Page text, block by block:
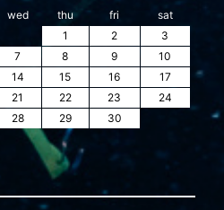
wed thu fri
sat
1
2
3
7 8 9
10
14 15 16
17
21 22 23
24
28 29 30